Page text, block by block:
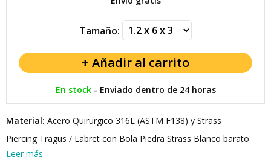
Tamaño:
En stock- Enviado dentro de 24 horas
Material: Acero Quirurgico 316L (ASTM F138) y Strass
Piercing Tragus / Labret con Bola Piedra Strass Blanco barato
Leer más